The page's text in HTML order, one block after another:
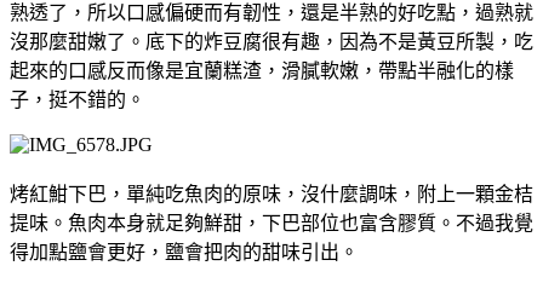
熟透了，所以口感偏硬而有韌性，還是半熟的好吃點，過熟就
沒那麼甜嫩了。底下的炸豆腐很有趣，因為不是黃豆所製，吃
起來的口感反而像是宜蘭糕渣，滑膩軟嫩，帶點半融化的樣
子，挺不錯的。
烤紅魽下巴，單純吃魚肉的原味，沒什麼調味，附上一顆金桔
提味。魚肉本身就足夠鮮甜，下巴部位也富含膠質。不過我覺
得加點鹽會更好，鹽會把肉的甜味引出。